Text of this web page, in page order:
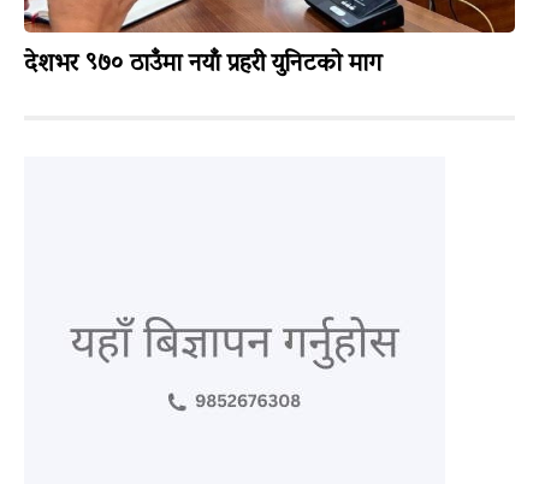
देशभर ९७० ठाउँमा नयाँ प्रहरी युनिटको माग